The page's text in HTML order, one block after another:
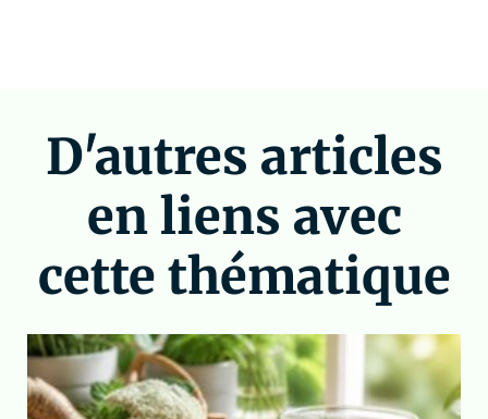
D'autres articles
en liens avec
cette thématique